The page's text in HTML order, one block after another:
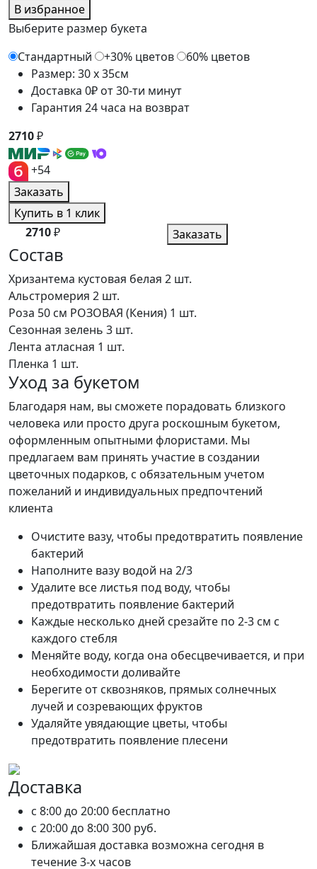
В избранное
Выберите размер букета
Стандартный
+30% цветов
60% цветов
Размер: 30 x 35см
Доставка 0₽ от 30-ти минут
Гарантия 24 часа на возврат
2710₽
+54
Заказать
Купить в 1 клик
2710₽ Заказать
Состав
Хризантема кустовая белая 2 шт.
Альстромерия 2 шт.
Роза 50 см РОЗОВАЯ (Кения) 1 шт.
Сезонная зелень 3 шт.
Лента атласная 1 шт.
Пленка 1 шт.
Уход за букетом
Благодаря нам, вы сможете порадовать близкого
человека или просто друга роскошным букетом,
оформленным опытными флористами. Мы
предлагаем вам принять участие в создании
цветочных подарков, с обязательным учетом
пожеланий и индивидуальных предпочтений
клиента
Очистите вазу, чтобы предотвратить появление
бактерий
Наполните вазу водой на 2/3
Удалите все листья под воду, чтобы
предотвратить появление бактерий
Каждые несколько дней срезайте по 2-3 см с
каждого стебля
Меняйте воду, когда она обесцвечивается, и при
необходимости доливайте
Берегите от сквозняков, прямых солнечных
лучей и созревающих фруктов
Удаляйте увядающие цветы, чтобы
предотвратить появление плесени
Доставка
c 8:00 до 20:00 бесплатно
c 20:00 до 8:00300 руб.
Ближайшая доставка возможна сегодня в
течение 3-х часов